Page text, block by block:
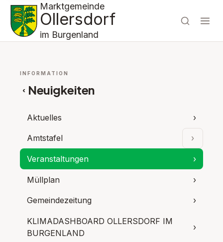
Marktgemeinde
Ollersdorf
im Burgenland
INFORMATION
‹ Neuigkeiten
Aktuelles ›
Amtstafel ›
Veranstaltungen
›
Müllplan ›
Gemeindezeitung ›
KLIMADASHBOARD OLLERSDORF IM
BURGENLAND
›